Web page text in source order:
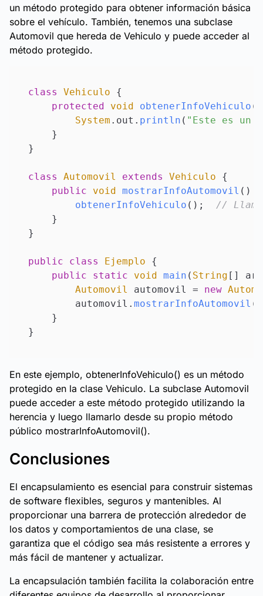
un método protegido para obtener información básica
sobre el vehículo. También, tenemos una subclase
Automovil que hereda de Vehiculo y puede acceder al
método protegido.
class Vehiculo {
protected
void obtenerInfoVehiculo (
System . out . println ( "Este es un
    }
}
class Automovil extends Vehiculo {
public
void mostrarInfoAutomovil ( ) {
obtenerInfoVehiculo (); //
    }
}
public class Ejemplo {
public
static void main ( String []
Automovil
automovil = new
        automovil.
mostrarInfoAutomovil
    }
En este ejemplo, obtenerInfoVehiculo() es un método
protegido en la clase Vehiculo. La subclase Automovil
puede acceder a este método protegido utilizando la
herencia y luego llamarlo desde su propio método
público mostrarInfoAutomovil().
Conclusiones
El encapsulamiento es esencial para construir sistemas
de software flexibles, seguros y mantenibles. Al
proporcionar una barrera de protección alrededor de
los datos y comportamientos de una clase, se
garantiza que el código sea más resistente a errores y
más fácil de mantener y actualizar.
La encapsulación también facilita la colaboración entre